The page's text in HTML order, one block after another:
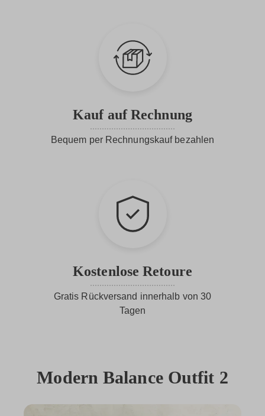
Kauf auf Rechnung
Bequem per Rechnungskauf bezahlen
Kostenlose Retoure
Gratis Rückversand innerhalb von 30
Tagen
Modern Balance Outfit 2